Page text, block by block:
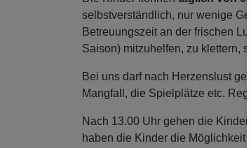
selbstverständlich, nur wenige
Betreuungszeit an der frischen
Saison) mitzuhelfen, zu klettern,
Bei uns darf nach Herzenslust
Mangfall, die Spielplätze etc.
Nach 13.00 Uhr gehen die
haben die Kinder die Möglichkeit